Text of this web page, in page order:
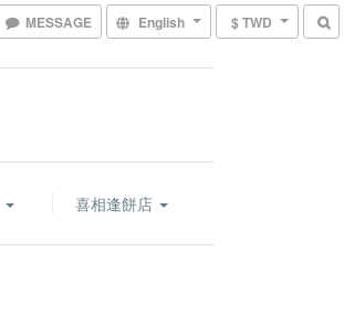
MESSAGE English $ TWD
喜相逢餅店